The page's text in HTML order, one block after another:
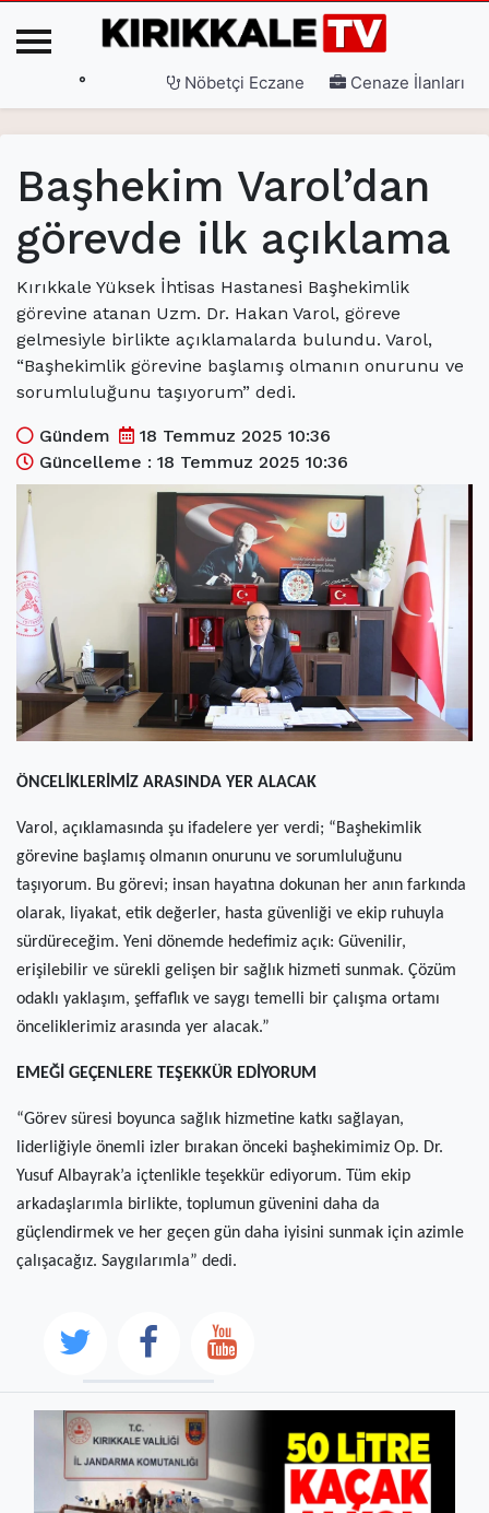
3. Sayfa(current)
Gündem(current)
Siyaset (current)
(current)
Ekonomi(current)
Sağlık(current)
(current)
(current)
Özel Haber (current)
Dünya
Yerel(current)
° Nöbetçi Eczane Cenaze İlanları
Başhekim Varol’dan
görevde ilk açıklama
Kırıkkale Yüksek İhtisas Hastanesi Başhekimlik
görevine atanan Uzm. Dr. Hakan Varol, göreve
gelmesiyle birlikte açıklamalarda bulundu. Varol,
“Başhekimlik görevine başlamış olmanın onurunu ve
sorumluluğunu taşıyorum” dedi.
Gündem
18 Temmuz 2025 10:36
Güncelleme : 18 Temmuz 2025 10:36
ÖNCELİKLERİMİZ ARASINDA YER ALACAK
Varol, açıklamasında şu ifadelere yer verdi; “Başhekimlik
görevine başlamış olmanın onurunu ve sorumluluğunu
taşıyorum. Bu görevi; insan hayatına dokunan her anın farkında
olarak, liyakat, etik değerler, hasta güvenliği ve ekip ruhuyla
sürdüreceğim. Yeni dönemde hedefimiz açık: Güvenilir,
erişilebilir ve sürekli gelişen bir sağlık hizmeti sunmak. Çözüm
odaklı yaklaşım, şeffaflık ve saygı temelli bir çalışma ortamı
önceliklerimiz arasında yer alacak.”
EMEĞİ GEÇENLERE TEŞEKKÜR EDİYORUM
“Görev süresi boyunca sağlık hizmetine katkı sağlayan,
liderliğiyle önemli izler bırakan önceki başhekimimiz Op. Dr.
Yusuf Albayrak’a içtenlikle teşekkür ediyorum. Tüm ekip
arkadaşlarımla birlikte, toplumun güvenini daha da
güçlendirmek ve her geçen gün daha iyisini sunmak için azimle
çalışacağız. Saygılarımla” dedi.